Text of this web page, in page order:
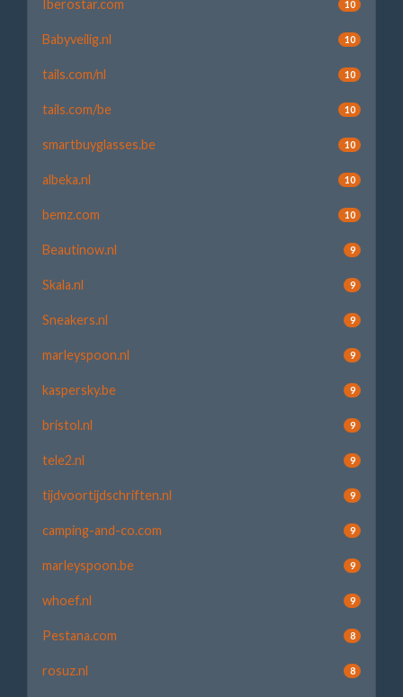
Iberostar.com 10
Babyveilig.nl 10
tails.com/nl 10
tails.com/be 10
smartbuyglasses.be 10
albeka.nl 10
bemz.com 10
Beautinow.nl 9
Skala.nl 9
Sneakers.nl 9
marleyspoon.nl 9
kaspersky.be 9
bristol.nl 9
tele2.nl 9
tijdvoortijdschriften.nl 9
camping-and-co.com 9
marleyspoon.be 9
whoef.nl 9
Pestana.com 8
rosuz.nl 8